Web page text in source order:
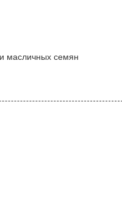
масличных семян